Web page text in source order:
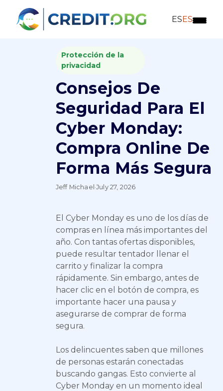
ESES
Protección de la
privacidad
Consejos De
Seguridad Para El
Cyber Monday:
Compra Online De
Forma Más Segura
Jeff Michael ·July 27, 2026
El Cyber Monday es uno de los días de
compras en línea más importantes del
año. Con tantas ofertas disponibles,
puede resultar tentador llenar el
carrito y finalizar la compra
rápidamente. Sin embargo, antes de
hacer clic en el botón de compra, es
importante hacer una pausa y
asegurarse de comprar de forma
segura.
Los delincuentes saben que millones
de personas estarán conectadas
buscando gangas. Esto convierte al
Cyber Monday en un momento ideal